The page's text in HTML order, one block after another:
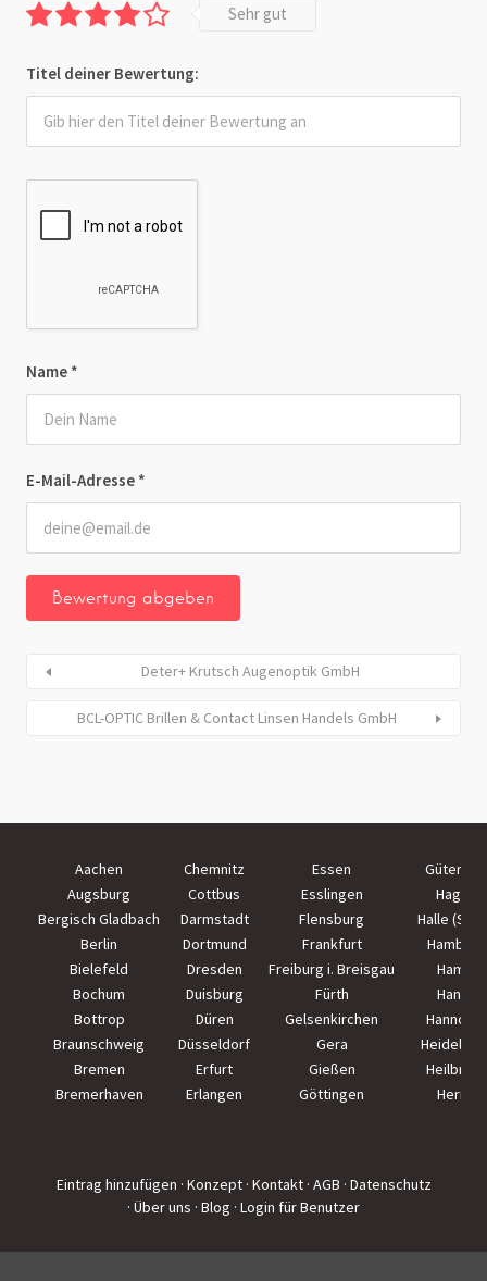
Name *
E-Mail-Adresse *
Sehr gut
Titel deiner Bewertung:
Deter+ Krutsch Augenoptik GmbH
BCL-OPTIC Brillen & Contact Linsen Handels GmbH
Aachen Chemnitz Essen
Augsburg
Cottbus Esslingen
Hagen
Bergisch Gladbach
Darmstadt Flensburg
Halle
Berlin
Dortmund Frankfurt
Hamburg
Bielefeld
Dresden Freiburg i. Breisgau
Hamm
Bochum
Duisburg Fürth
Hanau
Bottrop
Düren Gelsenkirchen
Hannover
Braunschweig
Düsseldorf Gera
Bremen
Erfurt Gießen
Heilbronn
Bremerhaven
Erlangen Göttingen Herne
Eintrag hinzufügen · Konzept · Kontakt · AGB · Datenschutz
· Über uns · Blog · Login für Benutzer